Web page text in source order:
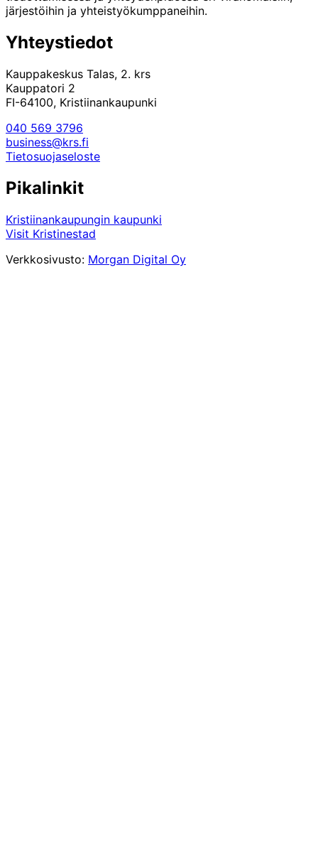
järjestöihin ja yhteistyökumppaneihin.
Yhteystiedot
Kauppakeskus Talas, 2. krs
Kauppatori 2
FI-64100, Kristiinankaupunki
040 569 3796
business@krs.fi
Tietosuojaseloste
Pikalinkit
Kristiinankaupungin kaupunki
Visit Kristinestad
Verkkosivusto: Morgan Digital Oy